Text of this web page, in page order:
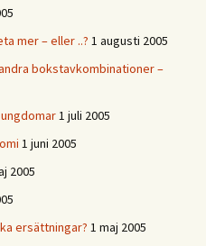
mer – eller ..? 1 augusti 2005
bokstavkombinationer –
1 juli 2005
1 juni 2005
2005
ersättningar? 1 maj 2005